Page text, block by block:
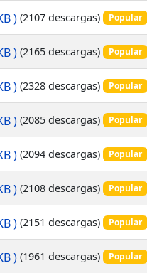
) (2107 descargas) Popular
) (2165 descargas) Popular
) (2328 descargas) Popular
) (2085 descargas) Popular
) (2094 descargas) Popular
) (2108 descargas) Popular
) (2151 descargas) Popular
) (1961 descargas) Popular